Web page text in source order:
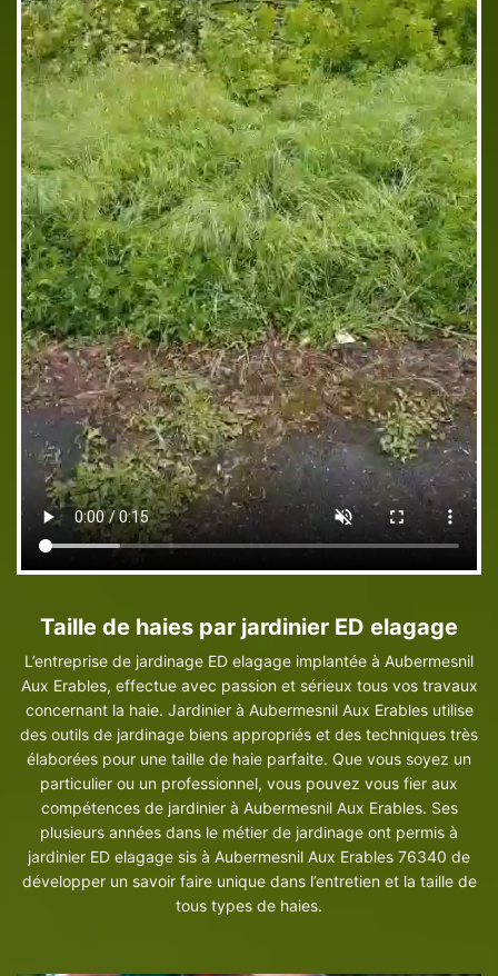
Taille de haies par jardinier ED elagage
L’entreprise de jardinage ED elagage implantée à Aubermesnil
Aux Erables, effectue avec passion et sérieux tous vos travaux
concernant la haie. Jardinier à Aubermesnil Aux Erables utilise
des outils de jardinage biens appropriés et des techniques très
élaborées pour une taille de haie parfaite. Que vous soyez un
particulier ou un professionnel, vous pouvez vous fier aux
compétences de jardinier à Aubermesnil Aux Erables. Ses
plusieurs années dans le métier de jardinage ont permis à
jardinier ED elagage sis à Aubermesnil Aux Erables 76340 de
développer un savoir faire unique dans l’entretien et la taille de
tous types de haies.